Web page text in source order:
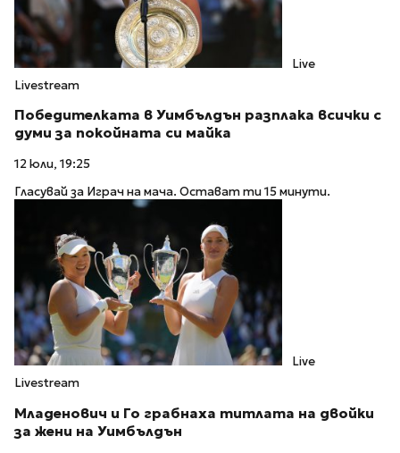
Live
Livestream
Победителката в Уимбълдън разплака всички с
думи за покойната си майка
12 юли, 19:25
Гласувай за Играч на мача. Остават ти 15 минути.
Live
Livestream
Младенович и Го грабнаха титлата на двойки
за жени на Уимбълдън